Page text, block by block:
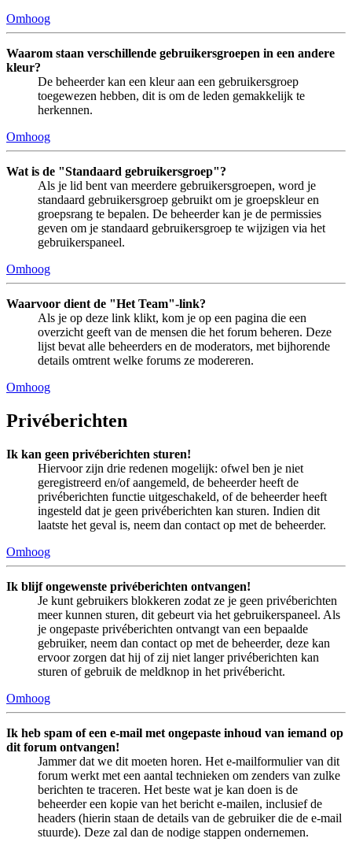
Omhoog
Waarom staan verschillende gebruikersgroepen in een andere
kleur?
De beheerder kan een kleur aan een gebruikersgroep
toegewezen hebben, dit is om de leden gemakkelijk te
herkennen.
Omhoog
Wat is de "Standaard gebruikersgroep"?
Als je lid bent van meerdere gebruikersgroepen, word je
standaard gebruikersgroep gebruikt om je groepskleur en
groepsrang te bepalen. De beheerder kan je de permissies
geven om je standaard gebruikersgroep te wijzigen via het
gebruikerspaneel.
Omhoog
Waarvoor dient de "Het Team"-link?
Als je op deze link klikt, kom je op een pagina die een
overzicht geeft van de mensen die het forum beheren. Deze
lijst bevat alle beheerders en de moderators, met bijhorende
details omtrent welke forums ze modereren.
Omhoog
Privéberichten
Ik kan geen privéberichten sturen!
Hiervoor zijn drie redenen mogelijk: ofwel ben je niet
geregistreerd en/of aangemeld, de beheerder heeft de
privéberichten functie uitgeschakeld, of de beheerder heeft
ingesteld dat je geen privéberichten kan sturen. Indien dit
laatste het geval is, neem dan contact op met de beheerder.
Omhoog
Ik blijf ongewenste privéberichten ontvangen!
Je kunt gebruikers blokkeren zodat ze je geen privéberichten
meer kunnen sturen, dit gebeurt via het gebruikerspaneel. Als
je ongepaste privéberichten ontvangt van een bepaalde
gebruiker, neem dan contact op met de beheerder, deze kan
ervoor zorgen dat hij of zij niet langer privéberichten kan
sturen of gebruik de meldknop in het privébericht.
Omhoog
Ik heb spam of een e-mail met ongepaste inhoud van iemand op
dit forum ontvangen!
Jammer dat we dit moeten horen. Het e-mailformulier van dit
forum werkt met een aantal technieken om zenders van zulke
berichten te traceren. Het beste wat je kan doen is de
beheerder een kopie van het bericht e-mailen, inclusief de
headers (hierin staan de details van de gebruiker die de e-mail
stuurde). Deze zal dan de nodige stappen ondernemen.